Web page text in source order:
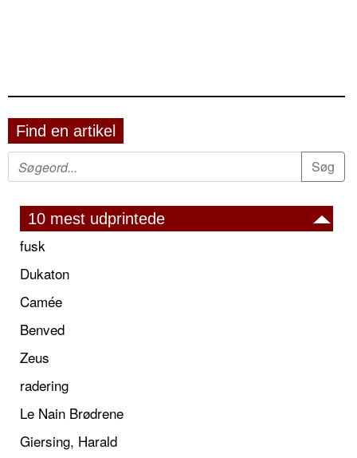
Find en artikel
10 mest udprintede
fusk
Dukaton
Camée
Benved
Zeus
radering
Le Nain Brødrene
Giersing, Harald